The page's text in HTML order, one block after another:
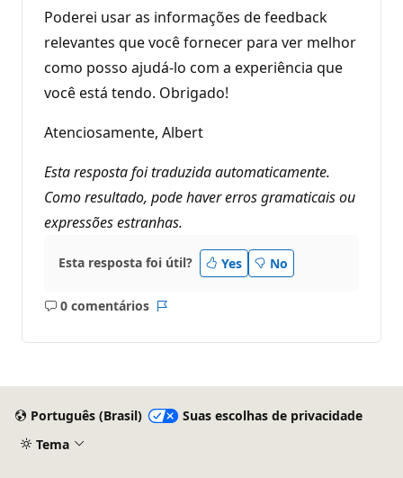
Poderei usar as informações de feedback
relevantes que você fornecer para ver melhor
como posso ajudá-lo com a experiência que
você está tendo. Obrigado!
Atenciosamente, Albert
Esta resposta foi traduzida automaticamente.
Como resultado, pode haver erros gramaticais ou
expressões estranhas.
Esta resposta foi útil? Yes No
0 comentários
Sem
Português (Brasil)
Suas escolhas de privacidade
Tema